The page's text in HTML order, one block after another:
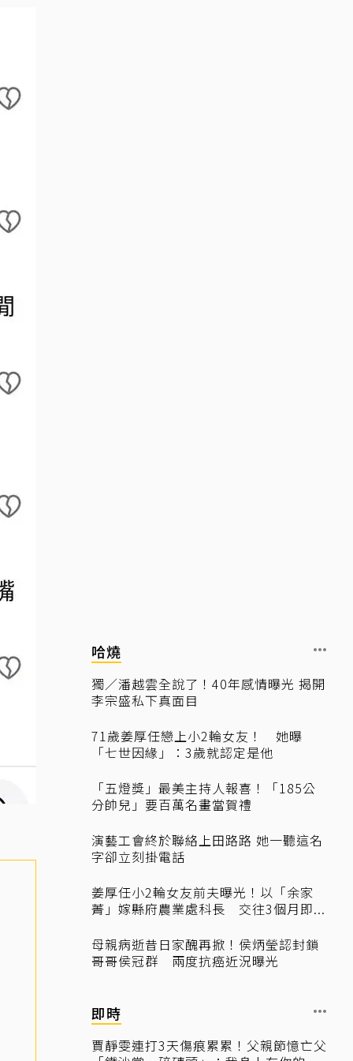
哈燒
獨／潘越雲全說了！40年感情曝光 揭開
李宗盛私下真面目
71歲姜厚任戀上小2輪女友！ 她曝
「七世因緣」：3歲就認定是他
「五燈獎」最美主持人報喜！「185公
分帥兒」要百萬名畫當賀禮
演藝工會終於聯絡上田路路 她一聽這名
字卻立刻掛電話
姜厚任小2輪女友前夫曝光！以「余家
菁」嫁縣府農業處科長 交往3個月即...
母親病逝昔日家醜再掀！侯炳瑩認封鎖
哥哥侯冠群 兩度抗癌近況曝光
即時
賈靜雯連打3天傷痕累累！父親節憶亡父